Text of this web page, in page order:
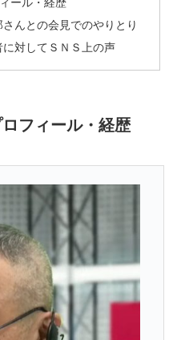
んとの会見でのやりとり
対してＳＮＳ上の声
フィール・経歴